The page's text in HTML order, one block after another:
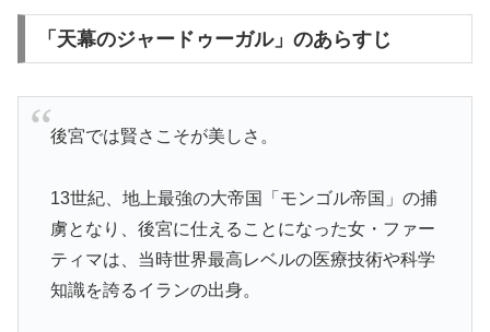
「天幕のジャードゥーガル」のあらすじ
後宮では賢さこそが美しさ。
13世紀、地上最強の大帝国「モンゴル帝国」の捕
虜となり、後宮に仕えることになった女・ファー
ティマは、当時世界最高レベルの医療技術や科学
知識を誇るイランの出身。